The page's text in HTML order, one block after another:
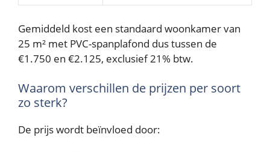
Gemiddeld kost een standaard woonkamer van
25 m² met PVC-spanplafond dus tussen de
€1.750 en €2.125, exclusief 21% btw.
Waarom verschillen de prijzen per soort
zo sterk?
De prijs wordt beïnvloed door: